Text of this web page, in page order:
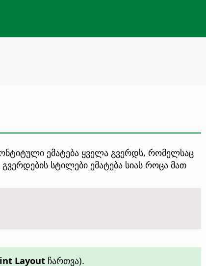
ემატება ყველა გვერდს, რომელსაც
სტილები ემატება სიას როცა მათ
Layoutჩართვა).